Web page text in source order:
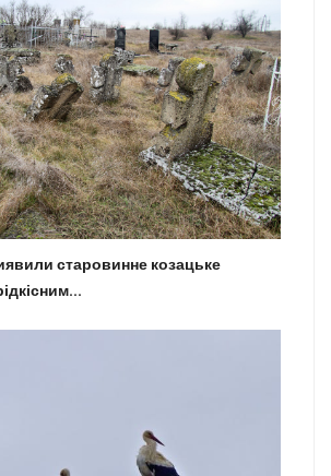
старовинне козацьке